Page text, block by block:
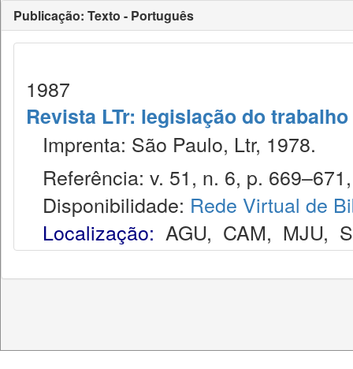
Publicação: Texto - Português
1987
Revista LTr: legislação do trabalho
Imprenta: São Paulo, Ltr, 1978.
Referência: v. 51, n. 6, p.
Disponibilidade: Rede Virtual de
Localização: AGU, CAM, MJU,